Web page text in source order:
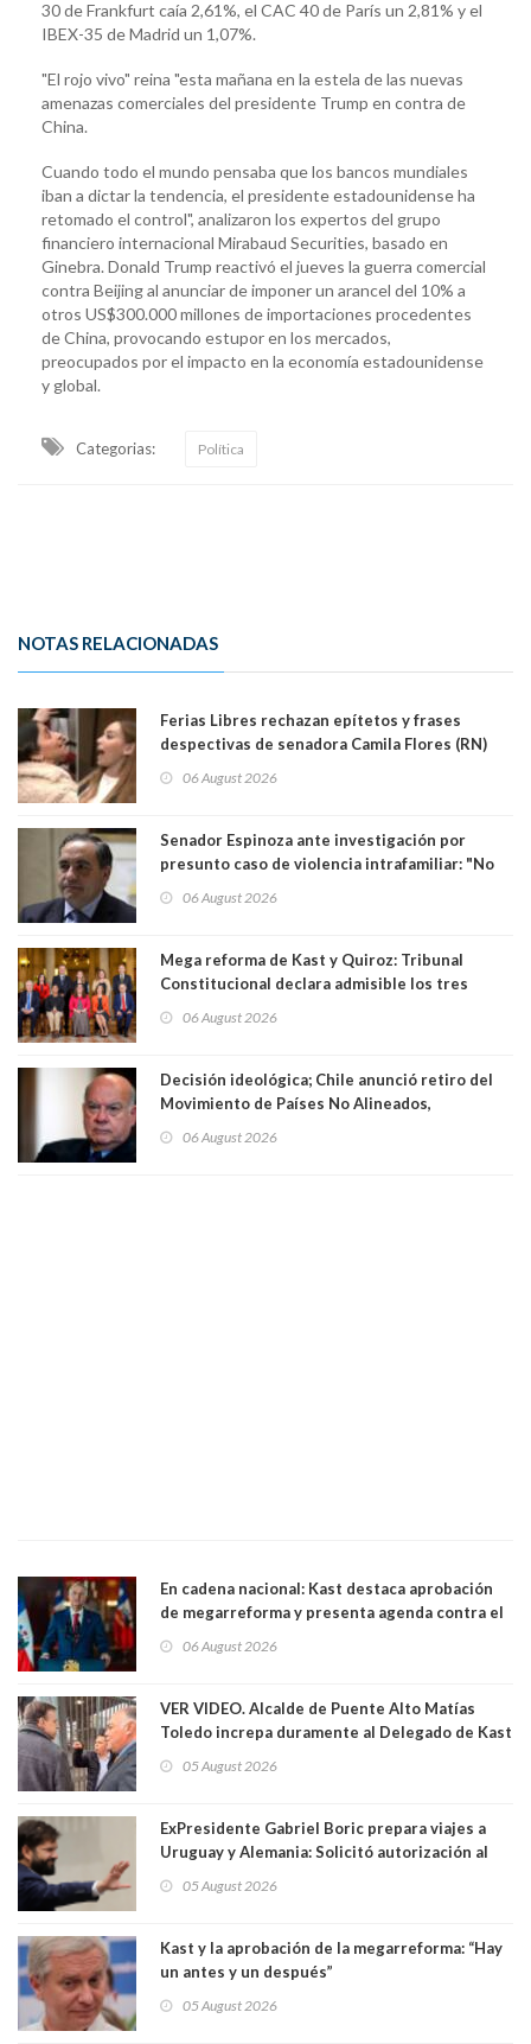
30 de Frankfurt caía 2,61%, el CAC 40 de París un 2,81% y el
IBEX-35 de Madrid un 1,07%.
"El rojo vivo" reina "esta mañana en la estela de las nuevas
amenazas comerciales del presidente Trump en contra de
China.
Cuando todo el mundo pensaba que los bancos mundiales
iban a dictar la tendencia, el presidente estadounidense ha
retomado el control", analizaron los expertos del grupo
financiero internacional Mirabaud Securities, basado en
Ginebra. Donald Trump reactivó el jueves la guerra comercial
contra Beijing al anunciar de imponer un arancel del 10% a
otros US$300.000 millones de importaciones procedentes
de China, provocando estupor en los mercados,
preocupados por el impacto en la economía estadounidense
y global.
Categorias: Política
NOTAS RELACIONADAS
Ferias Libres rechazan epítetos y frases
despectivas de senadora Camila Flores (RN)
06 August 2026
Senador Espinoza ante investigación por
presunto caso de violencia intrafamiliar: "No
antecedentes a Tribunal Supremo
06 August 2026
Mega reforma de Kast y Quiroz: Tribunal
Constitucional declara admisible los tres
06 August 2026
Decisión ideológica; Chile anunció retiro del
Movimiento de Países No Alineados,
1971. Excanciller Insulza lamentó decisión
06 August 2026
En cadena nacional: Kast destaca aprobación
de megarreforma y presenta agenda contra el
06 August 2026
VER VIDEO. Alcalde de Puente Alto Matías
Toledo increpa duramente al Delegado de Kast
delegado nuevamente arrancando"
05 August 2026
ExPresidente Gabriel Boric prepara viajes a
Uruguay y Alemania: Solicitó autorización al
05 August 2026
Kast y la aprobación de la megarreforma: “Hay
un antes y un después”
05 August 2026